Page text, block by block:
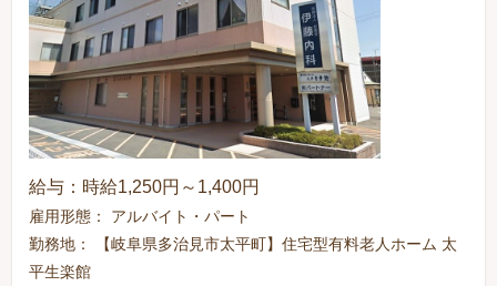
給与：時給1,250円～1,400円
雇用形態： アルバイト・パート
勤務地： 【岐阜県多治見市太平町】住宅型有料老人ホーム 太
平生楽館